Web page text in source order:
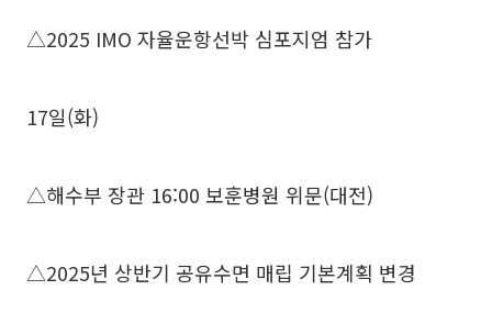
△2025 IMO 자율운항선박 심포지엄 참가
17일(화)
△해수부 장관 16:00 보훈병원 위문(대전)
△2025년 상반기 공유수면 매립 기본계획 변경